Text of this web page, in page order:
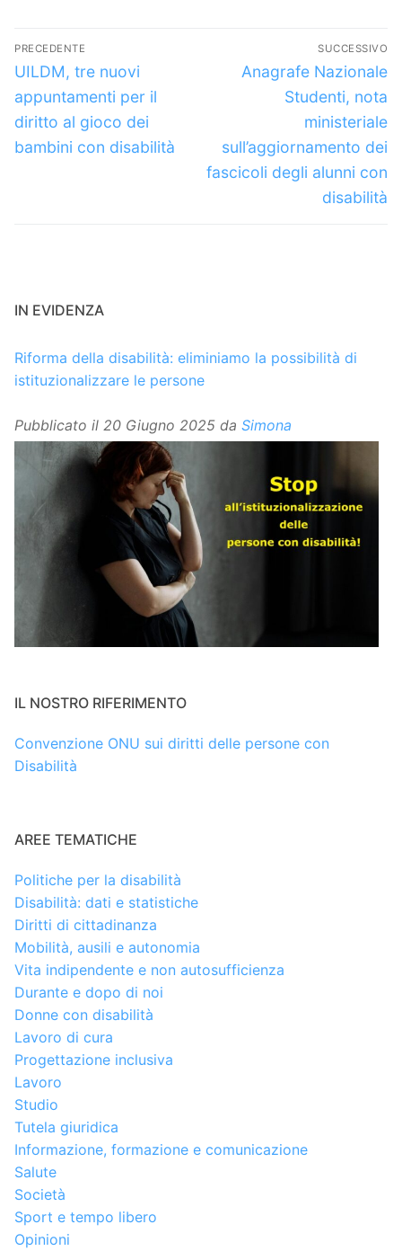
Navigazione
articoli
PRECEDENTE
Articolo
precedente:
UILDM, tre nuovi
appuntamenti per il
diritto al gioco dei
bambini con disabilità
SUCCESSIVO
Articolo
successivo:
Anagrafe Nazionale
Studenti, nota
ministeriale
sull’aggiornamento dei
fascicoli degli alunni con
disabilità
IN EVIDENZA
Riforma della disabilità: eliminiamo la possibilità di
istituzionalizzare le persone
Pubblicato il 20 Giugno 2025 da Simona
IL NOSTRO RIFERIMENTO
Convenzione ONU sui diritti delle persone con
Disabilità
AREE TEMATICHE
Politiche per la disabilità
Disabilità: dati e statistiche
Diritti di cittadinanza
Mobilità, ausili e autonomia
Vita indipendente e non autosufficienza
Durante e dopo di noi
Donne con disabilità
Lavoro di cura
Progettazione inclusiva
Lavoro
Studio
Tutela giuridica
Informazione, formazione e comunicazione
Salute
Società
Sport e tempo libero
Opinioni